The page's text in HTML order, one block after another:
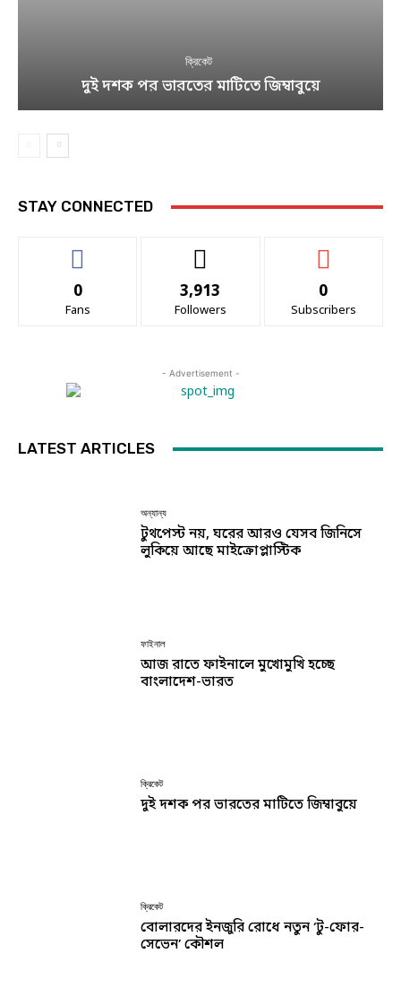
ক্রিকেট
দুই দশক পর ভারতের মাটিতে জিম্বাবুয়ে
STAY CONNECTED
0
Fans
3,913
Followers
0
Subscribers
- Advertisement -
LATEST ARTICLES
অন্যান্য
টুথপেস্ট নয়, ঘরের আরও যেসব জিনিসে
লুকিয়ে আছে মাইক্রোপ্লাস্টিক
ফাইনাল
আজ রাতে ফাইনালে মুখোমুখি হচ্ছে
বাংলাদেশ-ভারত
ক্রিকেট
দুই দশক পর ভারতের মাটিতে জিম্বাবুয়ে
ক্রিকেট
বোলারদের ইনজুরি রোধে নতুন ‘টু-ফোর-
সেভেন’ কৌশল